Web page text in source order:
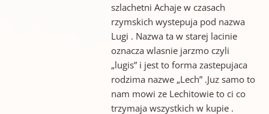
szlachetni Achaje w czasach
rzymskich wystepuja pod nazwa
Lugi . Nazwa ta w starej lacinie
oznacza wlasnie jarzmo czyli
„lugis” i jest to forma zastepujaca
rodzima nazwe „Lech” .Juz samo to
nam mowi ze Lechitowie to ci co
trzymaja wszystkich w kupie .